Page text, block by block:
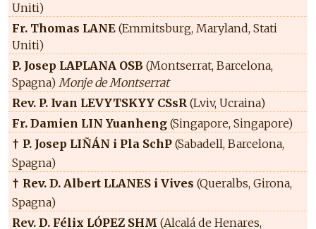
Uniti)
Fr. Thomas LANE (Emmitsburg, Maryland, Stati
Uniti)
P. Josep LAPLANA OSB (Montserrat, Barcelona,
Spagna) Monje de Montserrat
Rev. P. Ivan LEVYTSKYY CSsR (Lviv, Ucraina)
Fr. Damien LIN Yuanheng (Singapore, Singapore)
† P. Josep LIÑÁN i Pla SchP (Sabadell, Barcelona,
Spagna)
† Rev. D. Albert LLANES i Vives (Queralbs, Girona,
Spagna)
Rev. D. Félix LÓPEZ SHM (Alcalá de Henares,